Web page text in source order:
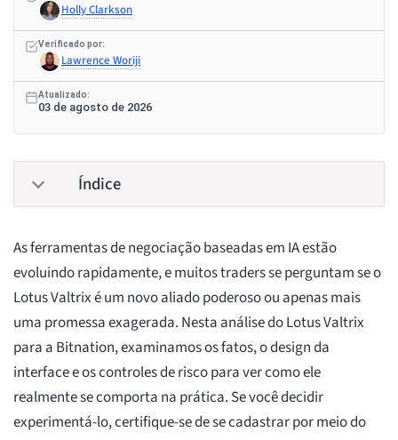
Holly Clarkson
Verificado por:
Lawrence Woriji
Atualizado:
03 de agosto de 2026
Índice
As ferramentas de negociação baseadas em IA estão
evoluindo rapidamente, e muitos traders se perguntam se o
Lotus Valtrix é um novo aliado poderoso ou apenas mais
uma promessa exagerada. Nesta análise do Lotus Valtrix
para a Bitnation, examinamos os fatos, o design da
interface e os controles de risco para ver como ele
realmente se comporta na prática. Se você decidir
experimentá-lo, certifique-se de se cadastrar por meio do